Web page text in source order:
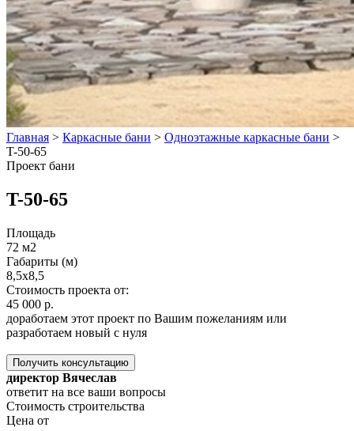
Главная > Каркасные бани > Одноэтажные каркасные бани >
T-50-65
Проект бани
T-50-65
Площадь
72 м2
Габариты (м)
8,5x8,5
Стоимость проекта от:
45 000 р.
доработаем этот проект по Вашим пожеланиям или
разработаем новый с нуля
Получить консультацию
директор Вячеслав
ответит на все ваши вопросы
Стоимость строительства
Цена от